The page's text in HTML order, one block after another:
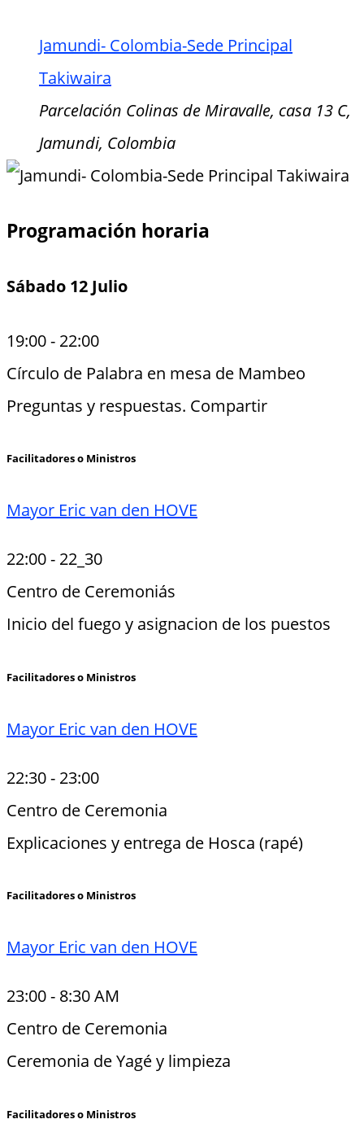
Jamundi- Colombia-Sede Principal
Takiwaira
Parcelación Colinas de Miravalle, casa 13 C,
Jamundi, Colombia
Programación horaria
Sábado 12 Julio
19:00- 22:00
Círculo de Palabra en mesa de Mambeo
Preguntas y respuestas. Compartir
Facilitadores o Ministros
Mayor Eric van den HOVE
22:00- 22_30
Centro de Ceremoniás
Inicio del fuego y asignacion de los puestos
Facilitadores o Ministros
Mayor Eric van den HOVE
22:30- 23:00
Centro de Ceremonia
Explicaciones y entrega de Hosca (rapé)
Facilitadores o Ministros
Mayor Eric van den HOVE
23:00- 8:30 AM
Centro de Ceremonia
Ceremonia de Yagé y limpieza
Facilitadores o Ministros